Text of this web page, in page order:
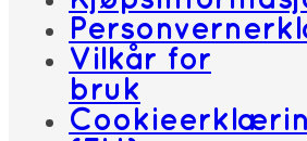
Vilkår for
bruk